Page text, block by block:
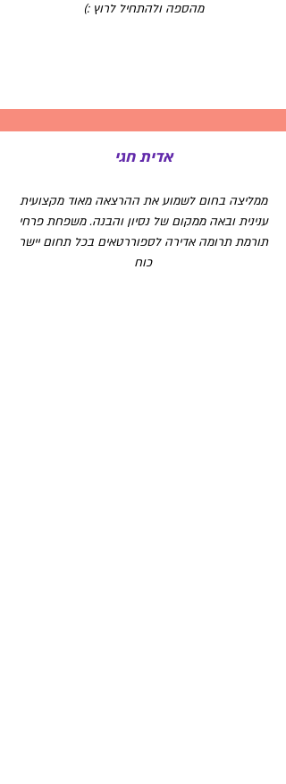
מהספה ולהתחיל לרוץ :)
אדית חגי
ממליצה בחום לשמוע את ההרצאה מאוד מקצועית
ענינית ובאה ממקום של נסיון והבנה. משפחת פרחי
תורמת תרומה אדירה לספוררטאים בכל תחום יישר
כוח